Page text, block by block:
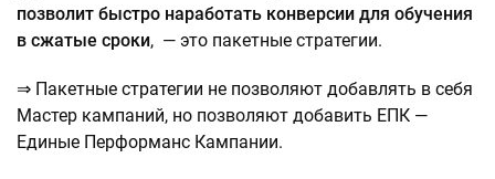
позволит быстро наработать конверсии для обучения
в сжатые сроки, — это пакетные стратегии.
⇒ Пакетные стратегии не позволяют добавлять в себя
Мастер кампаний, но позволяют добавить ЕПК —
Единые Перформанс Кампании.